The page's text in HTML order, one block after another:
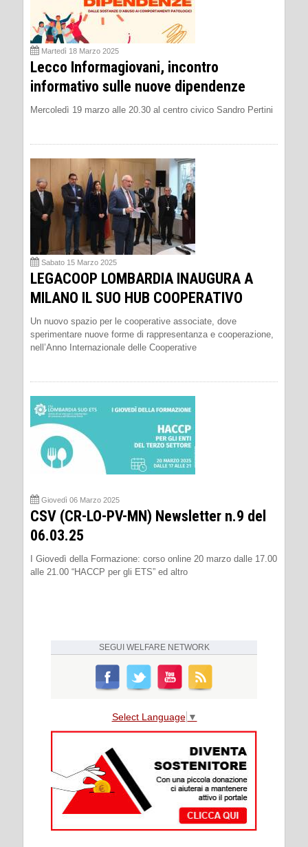
Martedì 18 Marzo 2025
Lecco Informagiovani, incontro
informativo sulle nuove dipendenze
Mercoledì 19 marzo alle 20.30 al centro civico Sandro Pertini
Sabato 15 Marzo 2025
LEGACOOP LOMBARDIA INAUGURA A
MILANO IL SUO HUB COOPERATIVO
Un nuovo spazio per le cooperative associate, dove
sperimentare nuove forme di rappresentanza e cooperazione,
nell’Anno Internazionale delle Cooperative
Giovedì 06 Marzo 2025
CSV (CR-LO-PV-MN) Newsletter n.9 del
06.03.25
I Giovedì della Formazione: corso online 20 marzo dalle 17.00
alle 21.00 “HACCP per gli ETS” ed altro
SEGUI WELFARE NETWORK
Select Language ▼